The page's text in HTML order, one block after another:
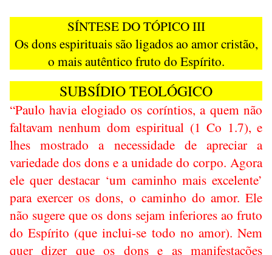
SÍNTESE DO TÓPICO III
Os dons espirituais são ligados ao amor cristão,
o mais autêntico fruto do Espírito.
SUBSÍDIO TEOLÓGICO
“Paulo havia elogiado os coríntios, a quem não
faltavam nenhum dom espiritual (1 Co 1.7), e
lhes mostrado a necessidade de apreciar a
variedade dos dons e a unidade do corpo. Agora
ele quer destacar ‘um caminho mais excelente’
para exercer os dons, o caminho do amor. Ele
não sugere que os dons sejam inferiores ao fruto
do Espírito (que inclui-se todo no amor). Nem
quer dizer que os dons e as manifestações